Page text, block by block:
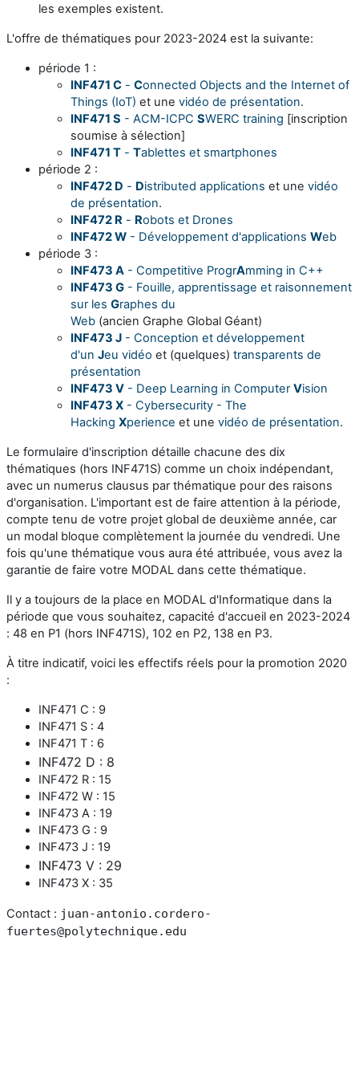
les exemples existent.
L'offre de thématiques pour 2023-2024 est la suivante:
période 1 :
INF471 C - Connected Objects and the Internet of
Things (IoT) et une vidéo de présentation.
INF471 S - ACM-ICPC SWERC training [inscription
soumise à sélection]
INF471 T - Tablettes et smartphones
période 2 :
INF472 D - Distributed applications et une vidéo
de présentation.
INF472 R - Robots et Drones
INF472 W - Développement d'applications Web
période 3 :
INF473 A - Competitive ProgrAmming in C++
INF473 G - Fouille, apprentissage et raisonnement
sur les Graphes du
Web (ancien Graphe Global Géant)
INF473 J - Conception et développement
d'un Jeu vidéo et (quelques) transparents de
présentation
INF473 V - Deep Learning in ComputerVision
INF473 X - Cybersecurity - The
Hacking Xperience et une vidéo de présentation.
Le formulaire d'inscription détaille chacune des dix
thématiques (hors INF471S) comme un choix indépendant,
avec un numerus clausus par thématique pour des raisons
d'organisation. L'important est de faire attention à la période,
compte tenu de votre projet global de deuxième année, car
un modal bloque complètement la journée du vendredi. Une
fois qu'une thématique vous aura été attribuée, vous avez la
garantie de faire votre MODAL dans cette thématique.
Il y a toujours de la place en MODAL d'Informatique dans la
période que vous souhaitez, capacité d'accueil en 2023-2024
: 48 en P1 (hors INF471S), 102 en P2, 138 en P3.
À titre indicatif, voici les effectifs réels pour la promotion 2020
:
INF471 C : 9
INF471 S : 4
INF471 T : 6
INF472 D : 8
INF472 R : 15
INF472 W : 15
INF473 A : 19
INF473 G : 9
INF473 J : 19
INF473 V : 29
INF473 X : 35
Contact : juan-antonio.cordero-
fuertes@polytechnique.edu